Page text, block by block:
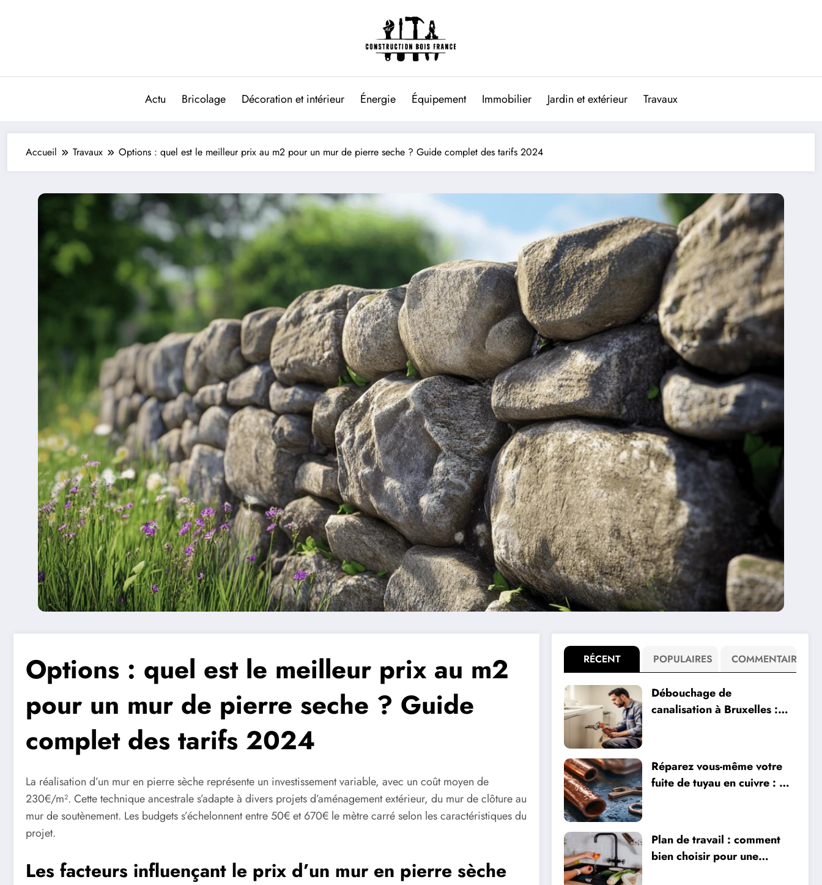
Actu Bricolage Décoration et intérieur Énergie Équipement Immobilier Jardin et extérieur Travaux
Accueil Travaux Options : quel est le meilleur prix au m2 pour un mur de pierre seche ? Guide complet des tarifs 2024
Options : quel est le meilleur prix au m2
pour un mur de pierre seche ? Guide
complet des tarifs 2024
La réalisation d’un mur en pierre sèche représente un investissement variable, avec un coût moyen de
230€/m². Cette technique ancestrale s’adapte à divers projets d’aménagement extérieur, du mur de clôture au
mur de soutènement. Les budgets s’échelonnent entre 50€ et 670€ le mètre carré selon les caractéristiques du
projet.
Les facteurs influençant le prix d’un mur en pierre sèche
RÉCENT POPULAIRES COMMENTAIRE
Débouchage de
canalisation à Bruxelles :
plomberie
Réparez vous-même votre
fuite de tuyau en cuivre : 4
Plan de travail : comment
bien choisir pour une